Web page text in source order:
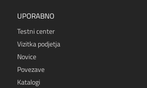
UPORABNO
Testni center
Vizitka podjetja
Novice
Povezave
Katalogi